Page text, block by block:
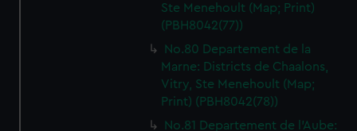
Ste Menehoult (Map; Print)
(PBH8042(77))
No.80 Departement de la
Marne: Districts de Chaalons,
Vitry, Ste Menehoult (Map;
Print) (PBH8042(78))
No.81 Departement de l'Aube: